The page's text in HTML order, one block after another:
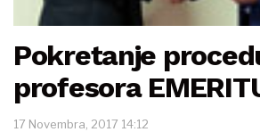
Pokretanje
profesora
17 Novembra, 2017 14:12